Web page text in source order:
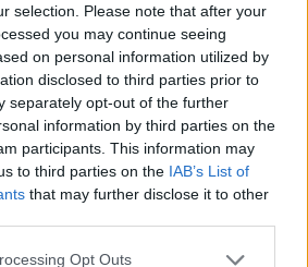
selection. Please note that after your
you may continue seeing
on personal information utilized by
disclosed to third parties prior to
separately opt-out of the further
information by third parties on the
participants. This information may
to third parties on the IAB’s List of
that may further disclose it to other
app uses one or more Google
Opt Outs
egyedül nem léphet be senki,
a szerver-helyiség, vagy a
tároló raktár. Ilyenkor az
ha két különböző, de érvényes
pénzszállító táskák között is
és mivel még a
sem bízunk meg,
kell a nyitáshoz.